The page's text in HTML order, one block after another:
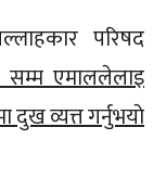
परिषद
सम्म एमाललेलाइ
दुख व्यत्त गर्नुभयाे